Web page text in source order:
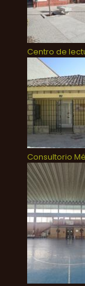
Centro de
Consultorio